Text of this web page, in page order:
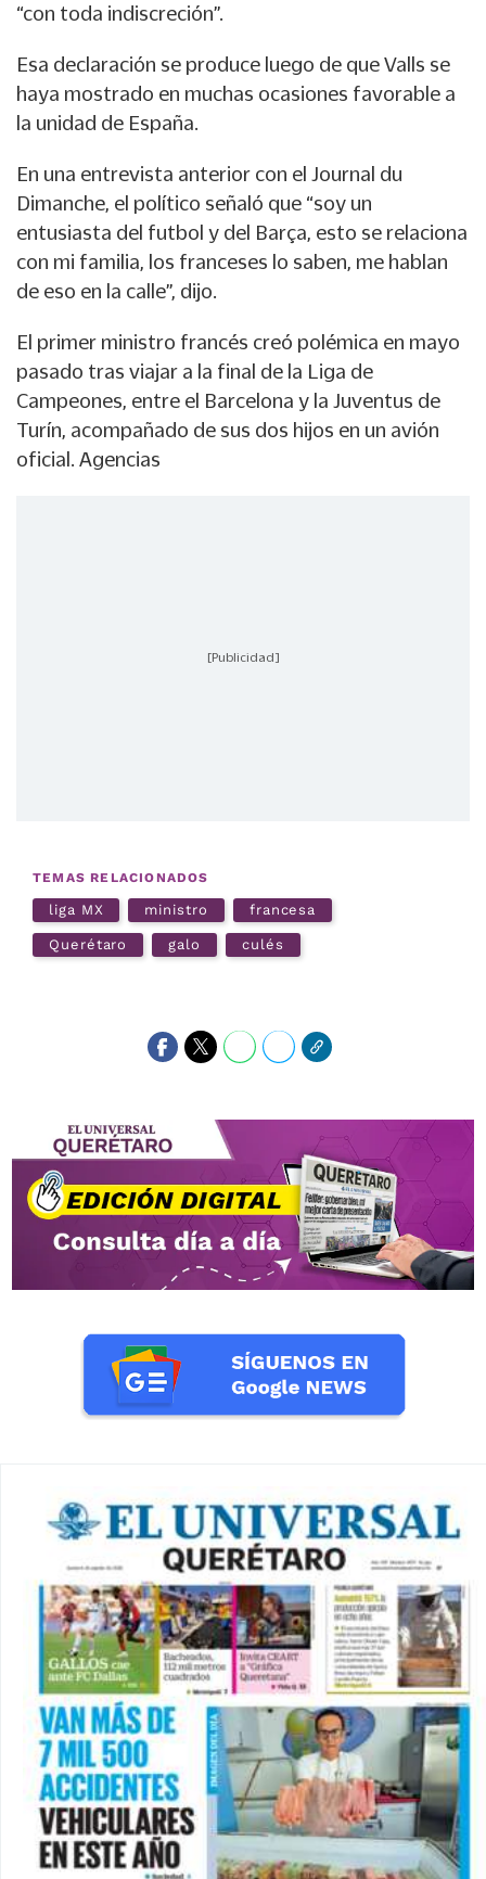
“con toda indiscreción”.
Esa declaración se produce luego de que Valls se
haya mostrado en muchas ocasiones favorable a
la unidad de España.
En una entrevista anterior con el Journal du
Dimanche, el político señaló que “soy un
entusiasta del futbol y del Barça, esto se relaciona
con mi familia, los franceses lo saben, me hablan
de eso en la calle”, dijo.
El primer ministro francés creó polémica en mayo
pasado tras viajar a la final de la Liga de
Campeones, entre el Barcelona y la Juventus de
Turín, acompañado de sus dos hijos en un avión
oficial. Agencias
[Publicidad]
TEMAS RELACIONADOS
liga MX ministro francesa
Querétaro galo culés